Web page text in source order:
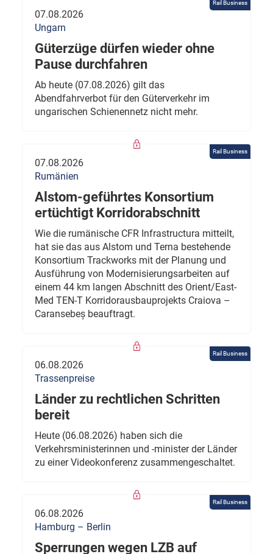
Rail Business
07.08.2026
Ungarn
Güterzüge dürfen wieder ohne
Pause durchfahren
Ab heute (07.08.2026) gilt das
Abendfahrverbot für den Güterverkehr im
ungarischen Schienennetz nicht mehr.
Rail Business
07.08.2026
Rumänien
Alstom-geführtes Konsortium
ertüchtigt Korridorabschnitt
Wie die rumänische CFR Infrastructura mitteilt,
hat sie das aus Alstom und Terna bestehende
Konsortium Trackworks mit der Planung und
Ausführung von Modernisierungsarbeiten auf
einem 44 km langen Abschnitt des Orient/East-
Med TEN-T Korridorausbauprojekts Craiova –
Caransebeș beauftragt.
Rail Business
06.08.2026
Trassenpreise
Länder zu rechtlichen Schritten
bereit
Heute (06.08.2026) haben sich die
Verkehrsministerinnen und -minister der Länder
zu einer Videokonferenz zusammengeschaltet.
Rail Business
06.08.2026
Hamburg – Berlin
Sperrungen wegen LZB auf